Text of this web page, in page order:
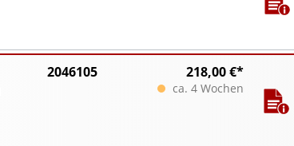
2046105 218,00 €*
ca. 4 Wochen